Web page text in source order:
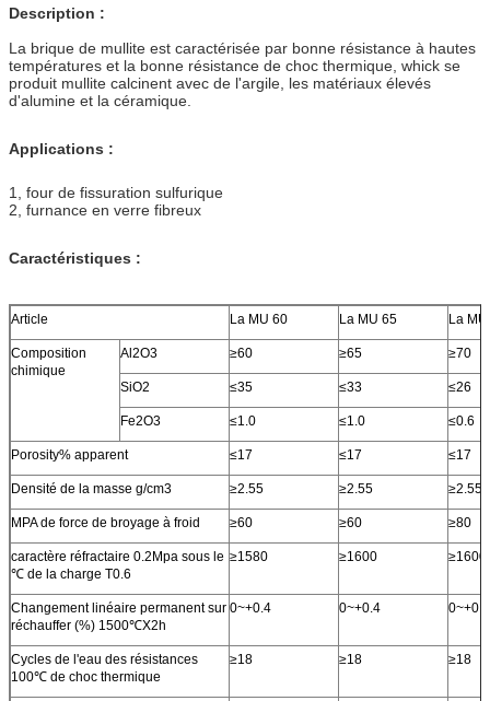
Description :
La brique de mullite est caractérisée par bonne résistance à hautes
températures et la bonne résistance de choc thermique, whick se
produit mullite calcinent avec de l'argile, les matériaux élevés
d'alumine et la céramique.
Applications :
1, four de fissuration sulfurique
2, furnance en verre fibreux
Caractéristiques :
Article La MU 60 La MU 65 La
Composition
chimique
Al2O3 ≥60 ≥65 ≥70
SiO2 ≤35 ≤33 ≤26
Fe2O3 ≤1.0 ≤1.0 ≤0.6
Porosity% apparent ≤17 ≤17 ≤17
Densité de la masse g/cm3 ≥2.55 ≥2.55 ≥2.55
MPA de force de broyage à froid ≥60 ≥60 ≥80
caractère réfractaire 0.2Mpa sous le
℃ de la charge T0.6
≥1580 ≥1600 ≥1600
Changement linéaire permanent sur
réchauffer (%) 1500℃X2h
0~+0.4 0~+0.4 0~+0.4
Cycles de l'eau des résistances
100℃ de choc thermique
≥18 ≥18 ≥18